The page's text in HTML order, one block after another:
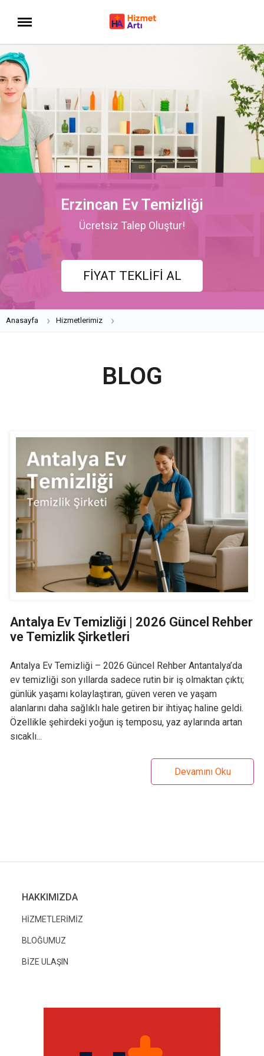
Erzincan Ev Temizliği
Ücretsiz Talep Oluştur!
FİYAT TEKLİFİ AL
Anasayfa Hizmetlerimiz
BLOG
Antalya Ev Temizliği | 2026 Güncel Rehber
ve Temizlik Şirketleri
Antalya Ev Temizliği – 2026 Güncel Rehber Antantalya’da
ev temizliği son yıllarda sadece rutin bir iş olmaktan çıktı;
günlük yaşamı kolaylaştıran, güven veren ve yaşam
alanlarını daha sağlıklı hale getiren bir ihtiyaç haline geldi.
Özellikle şehirdeki yoğun iş temposu, yaz aylarında artan
sıcaklı...
HAKKIMIZDA
HİZMETLERİMİZ
BLOĞUMUZ
BİZE ULAŞIN